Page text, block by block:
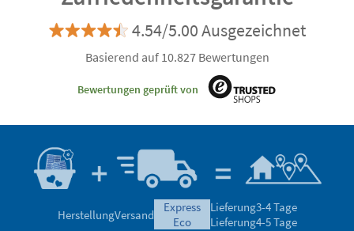
4.54/5.00 Ausgezeichnet
Basierend auf 10.827 Bewertungen
Bewertungen geprüft von
HerstellungVersand
express
eco
Lieferung3-4 Tage
Lieferung4-5 Tage